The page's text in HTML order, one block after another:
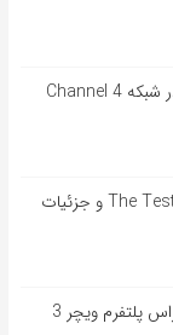
زمان پخش فصل دوم سریال The Testaments و جزئیات
پلتفرم ویچر 3